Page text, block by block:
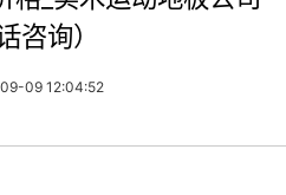
咨询）
09 12:04:52